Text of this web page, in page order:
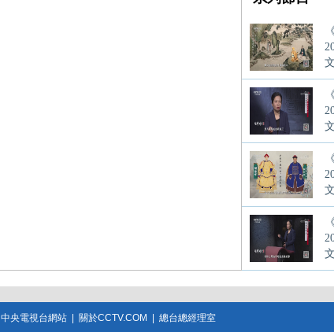
中央電視台網站| 關於CCTV.COM 總台總經理室